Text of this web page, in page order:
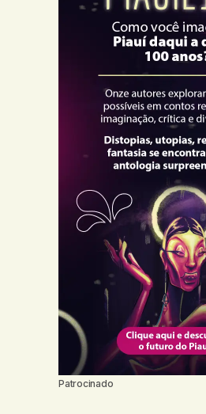
Patrocinado